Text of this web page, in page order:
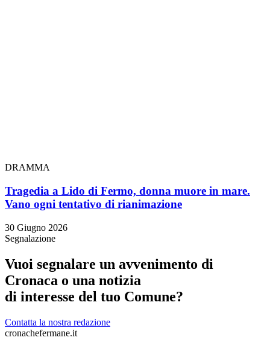
DRAMMA
Tragedia a Lido di Fermo, donna muore in mare.
Vano ogni tentativo di rianimazione
30 Giugno 2026
Segnalazione
Vuoi segnalare un avvenimento di
Cronaca o una notizia
di interesse del tuo Comune?
Contatta la nostra redazione
cronachefermane.it